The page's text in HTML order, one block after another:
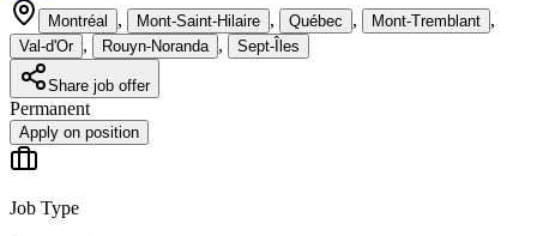
Montréal , Mont-Saint-Hilaire , Québec , Mont-Tremblant ,
Val-d'Or , Rouyn-Noranda , Sept-Îles
Share job offer
Permanent
Apply on position
Job Type